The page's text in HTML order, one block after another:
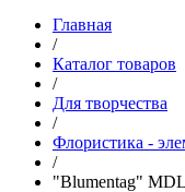
Главная
/
Каталог товаров
/
Для творчества
/
Флористика -
/
"Blumentag"